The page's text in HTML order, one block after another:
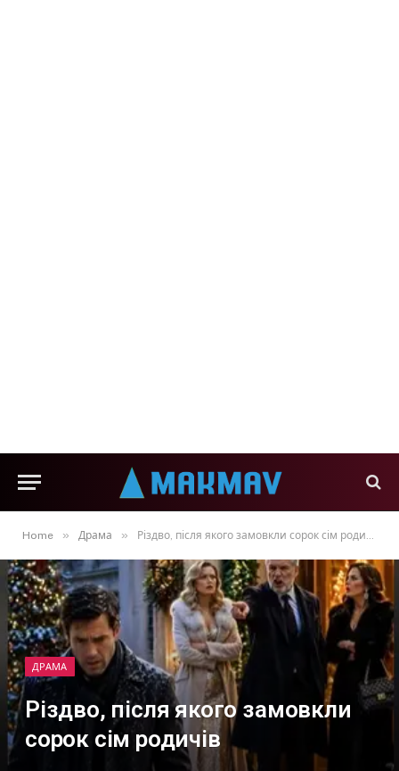
Home » Драма » Різдво, після якого замовкли сорок сім родичів
ДРАМА
Різдво, після якого замовкли
сорок сім родичів